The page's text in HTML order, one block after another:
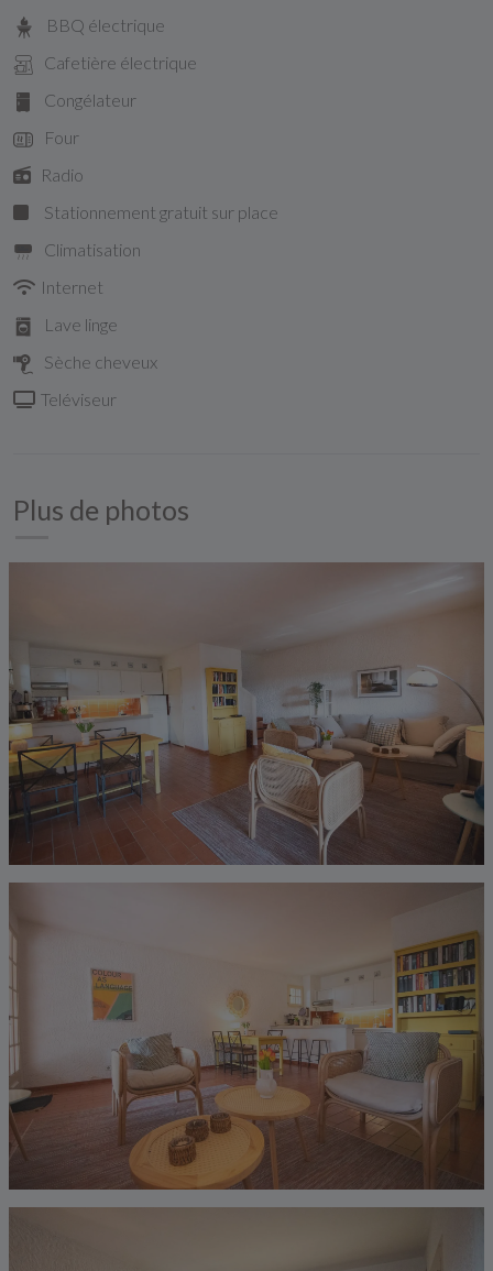
BBQ électrique
Cafetière électrique
Congélateur
Four
Radio
Stationnement gratuit sur place
Climatisation
Internet
Lave linge
Sèche cheveux
Teléviseur
Plus de photos